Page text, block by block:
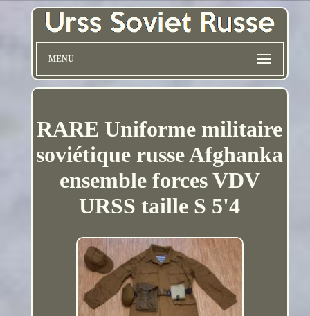
MENU
RARE Uniforme militaire
soviétique russe Afghanka
ensemble forces VDV
URSS taille S 5'4